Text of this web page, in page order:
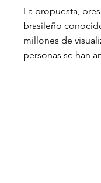
La propuesta,
brasileño
millones de
personas se han